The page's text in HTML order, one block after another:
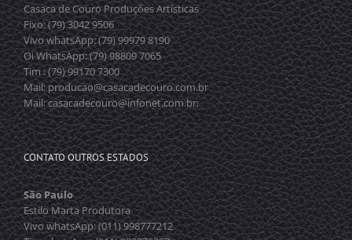
Casaca de Couro Produções Artísticas
Fixo: (79) 3042 9506
Vivo whatsApp: (79) 99979 8190
Oi WhatsApp: (79) 98809 7065
Tim : (79) 99170 7300
Mail: producao@casacadecouro.com.br
Mail: casacadecouro@infonet.com.br;
CONTATO OUTROS ESTADOS
São Paulo
Estilo Marta Produtora
Vivo whatsApp: (011) 998777212